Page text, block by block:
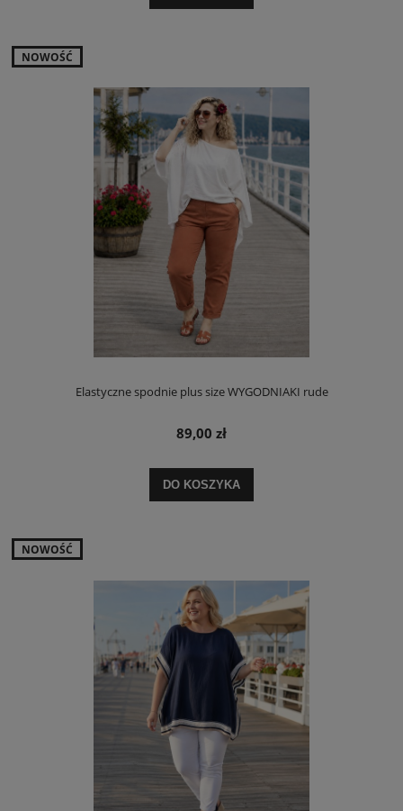
Elastyczne spodnie plus size WYGODNIAKI rude
89,00 zł
DO KOSZYKA
NOWOŚĆ
NOWOŚĆ